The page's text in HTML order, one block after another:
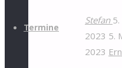
Termine
Stefan
2023 5.
2023